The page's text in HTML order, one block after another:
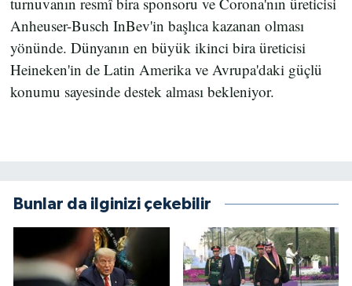
Anheuser-Busch InBev'in başlıca kazanan olması
yönünde. Dünyanın en büyük ikinci bira üreticisi
Heineken'in de Latin Amerika ve Avrupa'daki güçlü
konumu sayesinde destek alması bekleniyor.
Bunlar da ilginizi çekebilir